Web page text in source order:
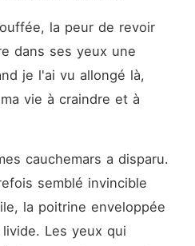
la peur de revoir
dans ses yeux une
je l'ai vu allongé là,
vie à craindre et à
cauchemars a disparu.
semblé invincible
la poitrine enveloppée
Les yeux qui